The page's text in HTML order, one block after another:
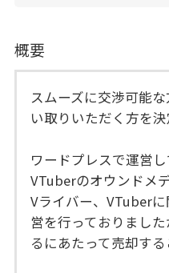
概要
スムーズに交渉可能
い取りいただく方を決
ワードプレスで運営し
VTuberのオウンドメデ
Vライバー、VTuber
営を行っておりまし
るにあたって売却する